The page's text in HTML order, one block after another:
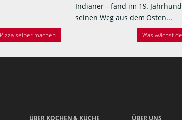
Pizza selber machen
Indianer – fand im 19.
seinen Weg aus dem Osten...
Was wächst
ÜBER KOCHEN & KÜCHE ÜBER UNS